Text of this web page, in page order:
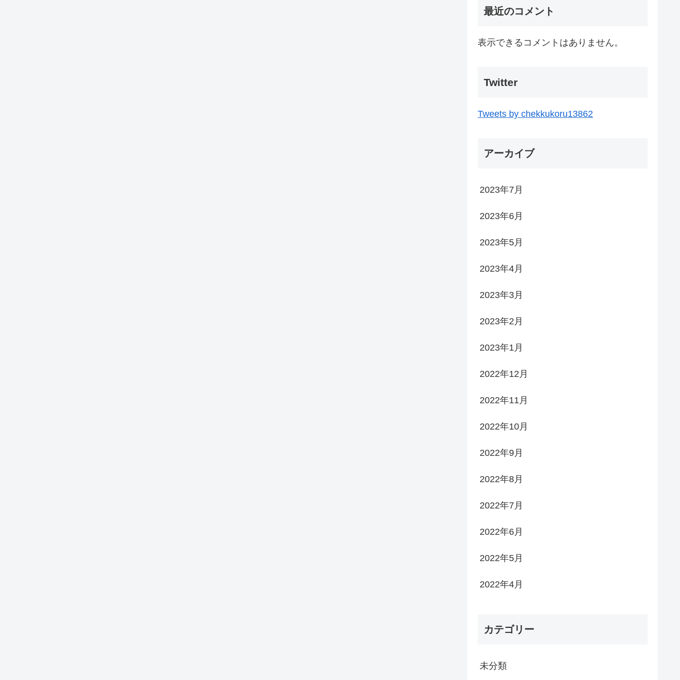
最近のコメント
表示できるコメントはありません。
Twitter
Tweets by chekkukoru13862
アーカイブ
2023年7月
2023年6月
2023年5月
2023年4月
2023年3月
2023年2月
2023年1月
2022年12月
2022年11月
2022年10月
2022年9月
2022年8月
2022年7月
2022年6月
2022年5月
2022年4月
カテゴリー
未分類